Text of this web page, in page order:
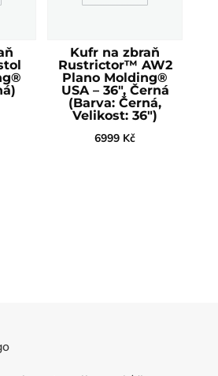
Kufr na zbraň
Rustrictor™ AW2
Plano Molding®
USA – 36", Černá
(Barva: Černá,
Velikost: 36")
6999 Kč